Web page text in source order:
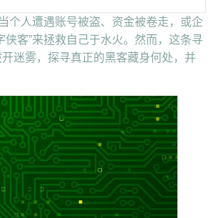
个人遭遇账号被盗、资金被卷走，或企
客”来拯救自己于水火。然而，这条寻
迷雾，探寻真正的黑客藏身何处，并